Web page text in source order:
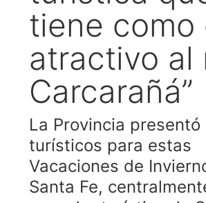
tiene como
atractivo al
Carcarañá”
La Provincia
turísticos para estas
Vacaciones de
Santa Fe,